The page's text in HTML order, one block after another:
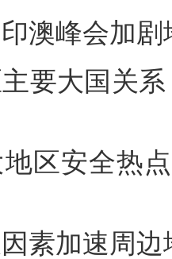
印澳峰会加
要大国关
地区安全热
因素加速周